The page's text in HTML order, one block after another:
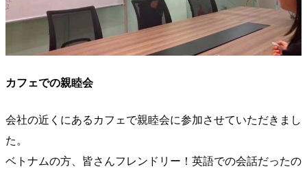
カフェでの親睦会
会社の近くにあるカフェで親睦会に参加させていただきまし
た。
ベトナムの方、皆さんフレンドリー！英語での会話だったの